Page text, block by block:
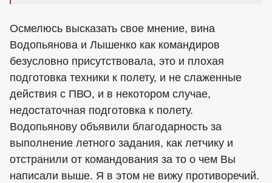
Осмелюсь высказать свое мнение, вина
Водопьянова и Лышенко как командиров
безусловно присутствовала, это и плохая
подготовка техники к полету, и не слаженные
действия с ПВО, и в некотором случае,
недостаточная подготовка к полету.
Водопьянову объявили благодарность за
выполнение летного задания, как летчику и
отстранили от командования за то о чем Вы
написали выше. Я в этом не вижу противоречий.